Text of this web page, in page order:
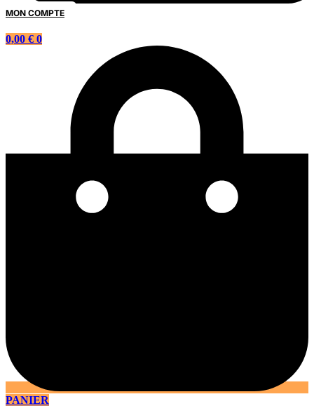
MON COMPTE
0,00 € 0
PANIER